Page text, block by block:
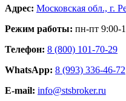
Адрес: Московская обл., г.
Режим работы: пн-пт 9:00-
Телефон: 8 (800) 101-70-29
WhatsApp: 8 (993) 336-46-72
E-mail: info@stsbroker.ru